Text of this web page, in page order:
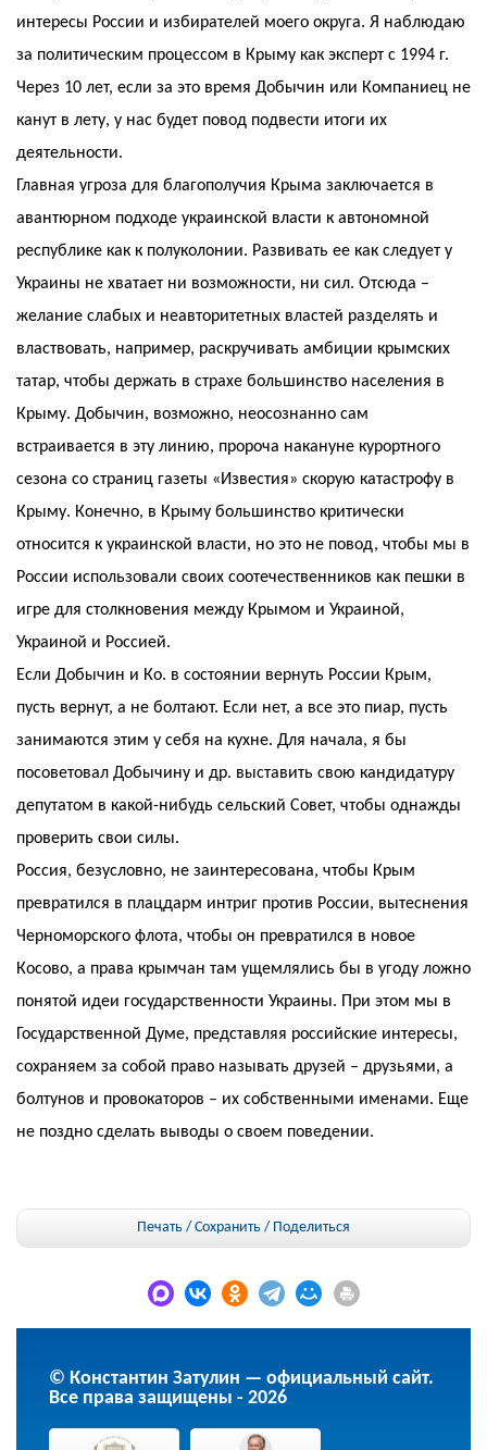
интересы России и избирателей моего округа. Я наблюдаю
за политическим процессом в Крыму как эксперт с 1994 г.
Через 10 лет, если за это время Добычин или Компаниец не
канут в лету, у нас будет повод подвести итоги их
деятельности.
Главная угроза для благополучия Крыма заключается в
авантюрном подходе украинской власти к автономной
республике как к полуколонии. Развивать ее как следует у
Украины не хватает ни возможности, ни сил. Отсюда –
желание слабых и неавторитетных властей разделять и
властвовать, например, раскручивать амбиции крымских
татар, чтобы держать в страхе большинство населения в
Крыму. Добычин, возможно, неосознанно сам
встраивается в эту линию, пророча накануне курортного
сезона со страниц газеты «Известия» скорую катастрофу в
Крыму. Конечно, в Крыму большинство критически
относится к украинской власти, но это не повод, чтобы мы в
России использовали своих соотечественников как пешки в
игре для столкновения между Крымом и Украиной,
Украиной и Россией.
Если Добычин и Ко. в состоянии вернуть России Крым,
пусть вернут, а не болтают. Если нет, а все это пиар, пусть
занимаются этим у себя на кухне. Для начала, я бы
посоветовал Добычину и др. выставить свою кандидатуру
депутатом в какой-нибудь сельский Совет, чтобы однажды
проверить свои силы.
Россия, безусловно, не заинтересована, чтобы Крым
превратился в плацдарм интриг против России, вытеснения
Черноморского флота, чтобы он превратился в новое
Косово, а права крымчан там ущемлялись бы в угоду ложно
понятой идеи государственности Украины. При этом мы в
Государственной Думе, представляя российские интересы,
сохраняем за собой право называть друзей – друзьями, а
болтунов и провокаторов – их собственными именами. Еще
не поздно сделать выводы о своем поведении.
Печать / Сохранить / Поделиться
© Константин Затулин — официальный сайт.
Все права защищены - 2026